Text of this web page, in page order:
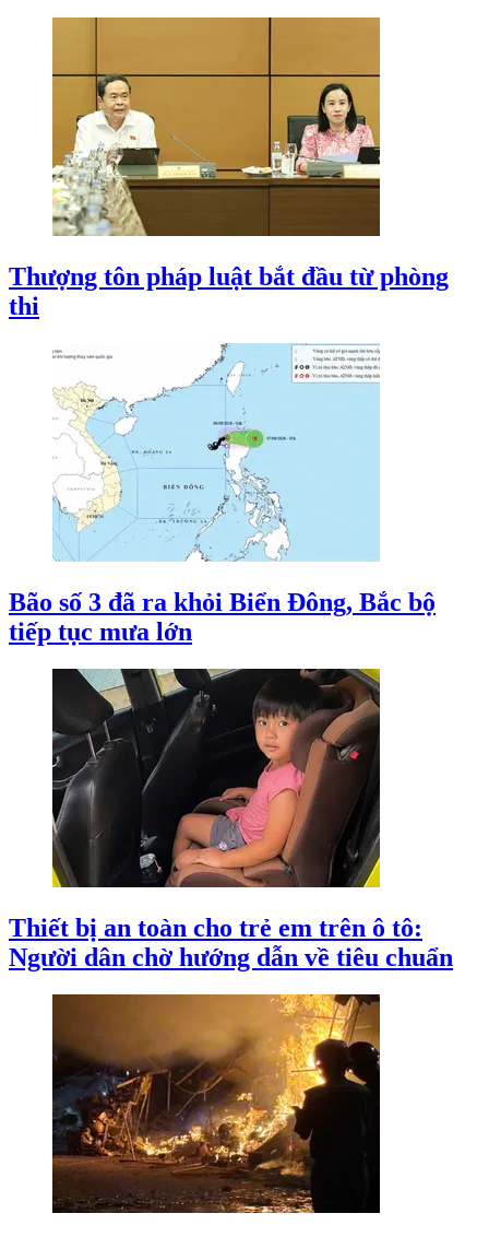
Thượng tôn pháp luật bắt đầu từ phòng
thi
Bão số 3 đã ra khỏi Biển Đông, Bắc bộ
tiếp tục mưa lớn
Thiết bị an toàn cho trẻ em trên ô tô:
Người dân chờ hướng dẫn về tiêu chuẩn